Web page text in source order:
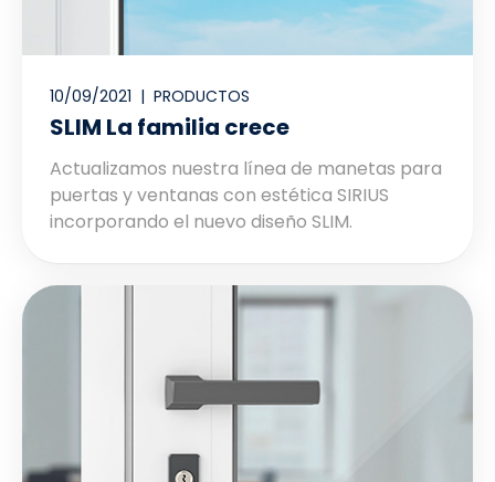
10/09/2021 | PRODUCTOS
SLIM La familia crece
Actualizamos nuestra línea de manetas para
puertas y ventanas con estética SIRIUS
incorporando el nuevo diseño SLIM.